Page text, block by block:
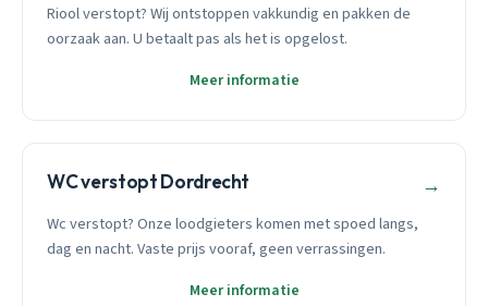
Riool verstopt? Wij ontstoppen vakkundig en pakken de
oorzaak aan. U betaalt pas als het is opgelost.
Meer informatie
WC verstopt Dordrecht →
Wc verstopt? Onze loodgieters komen met spoed langs,
dag en nacht. Vaste prijs vooraf, geen verrassingen.
Meer informatie